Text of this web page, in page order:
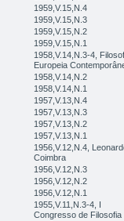
1959,V.15,N.4
1959,V.15,N.3
1959,V.15,N.2
1959,V.15,N.1
1958,V.14,N.3-4,
Europeia
1958,V.14,N.2
1958,V.14,N.1
1957,V.13,N.4
1957,V.13,N.3
1957,V.13,N.2
1957,V.13,N.1
1956,V.12,N.4,
Coimbra
1956,V.12,N.3
1956,V.12,N.2
1956,V.12,N.1
1955,V.11,N.3-4, I
Congresso de Filosofia